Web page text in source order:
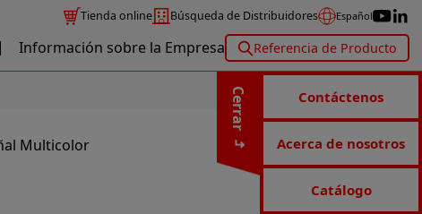
Tienda online Búsqueda de Distribuidores Español
Información sobre la Empresa Referencia de Producto
Cerrar Contáctenos
Acerca de nosotros
Catálogo
Multicolor